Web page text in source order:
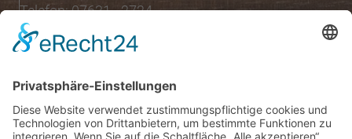
Telefon: 07631 - 2724
Öffnungszeiten
08:00 Uhr - 13:00 Uhr
Mo.,Di., Do., Fr.: